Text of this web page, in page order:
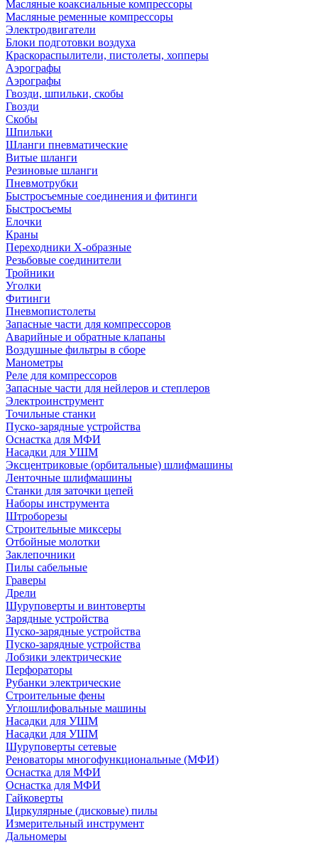
Масляные коаксиальные компрессоры
Масляные ременные компрессоры
Электродвигатели
Блоки подготовки воздуха
Краскораспылители, пистолеты, хопперы
Аэрографы
Аэрографы
Гвозди, шпильки, скобы
Гвозди
Скобы
Шпильки
Шланги пневматические
Витые шланги
Резиновые шланги
Пневмотрубки
Быстросъемные соединения и фитинги
Быстросъемы
Елочки
Краны
Переходники Х-образные
Резьбовые соединители
Тройники
Уголки
Фитинги
Пневмопистолеты
Запасные части для компрессоров
Аварийные и обратные клапаны
Воздушные фильтры в сборе
Манометры
Реле для компрессоров
Запасные части для нейлеров и степлеров
Электроинструмент
Точильные станки
Пуско-зарядные устройства
Оснастка для МФИ
Насадки для УШМ
Эксцентриковые (орбитальные) шлифмашины
Ленточные шлифмашины
Станки для заточки цепей
Наборы инструмента
Штроборезы
Строительные миксеры
Отбойные молотки
Заклепочники
Пилы сабельные
Граверы
Дрели
Шуруповерты и винтоверты
Зарядные устройства
Пуско-зарядные устройства
Пуско-зарядные устройства
Лобзики электрические
Перфораторы
Рубанки электрические
Строительные фены
Углошлифовальные машины
Насадки для УШМ
Насадки для УШМ
Шуруповерты сетевые
Реноваторы многофункциональные (МФИ)
Оснастка для МФИ
Оснастка для МФИ
Гайковерты
Циркулярные (дисковые) пилы
Измерительный инструмент
Дальномеры